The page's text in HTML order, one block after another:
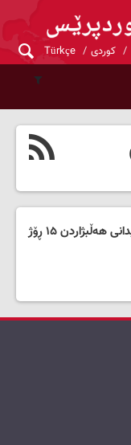
کوردی Türkçe
پرۆسه‌ی وردبینی کاندیدانی هه‌ڵبژاردن ۱۵ ڕۆژ